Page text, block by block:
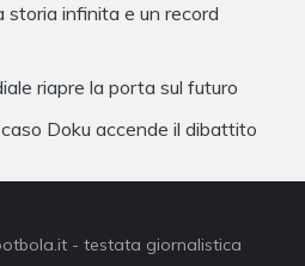
storia infinita e un record
riapre la porta sul futuro
Doku accende il dibattito
- testata giornalistica